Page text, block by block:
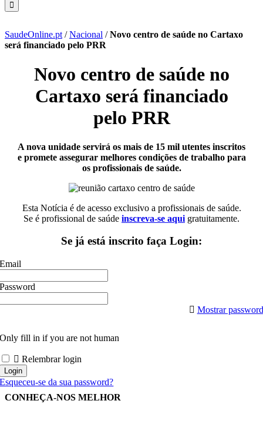
SaudeOnline.pt /Nacional /Novo centro de saúde no Cartaxo
será financiado pelo PRR
Novo centro de saúde no
Cartaxo será financiado
pelo PRR
A nova unidade servirá os mais de 15 mil utentes inscritos
e promete assegurar melhores condições de trabalho para
os profissionais de saúde.
Esta Notícia é de acesso exclusivo a profissionais de saúde.
Se é profissional de saúde inscreva-se aqui gratuitamente.
Se já está inscrito faça Login:
Email
Password
Mostrar password
Only fill in if you are not human
Relembrar login
Esqueceu-se da sua password?
CONHEÇA-NOS MELHOR